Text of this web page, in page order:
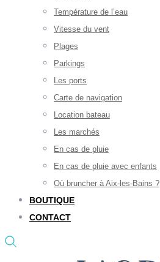
Température de l’eau
Vitesse du vent
Plages
Parkings
Les ports
Carte de navigation
Location bateau
Les marchés
En cas de pluie
En cas de pluie avec enfants
Où bruncher à Aix-les-Bains ?
BOUTIQUE
CONTACT